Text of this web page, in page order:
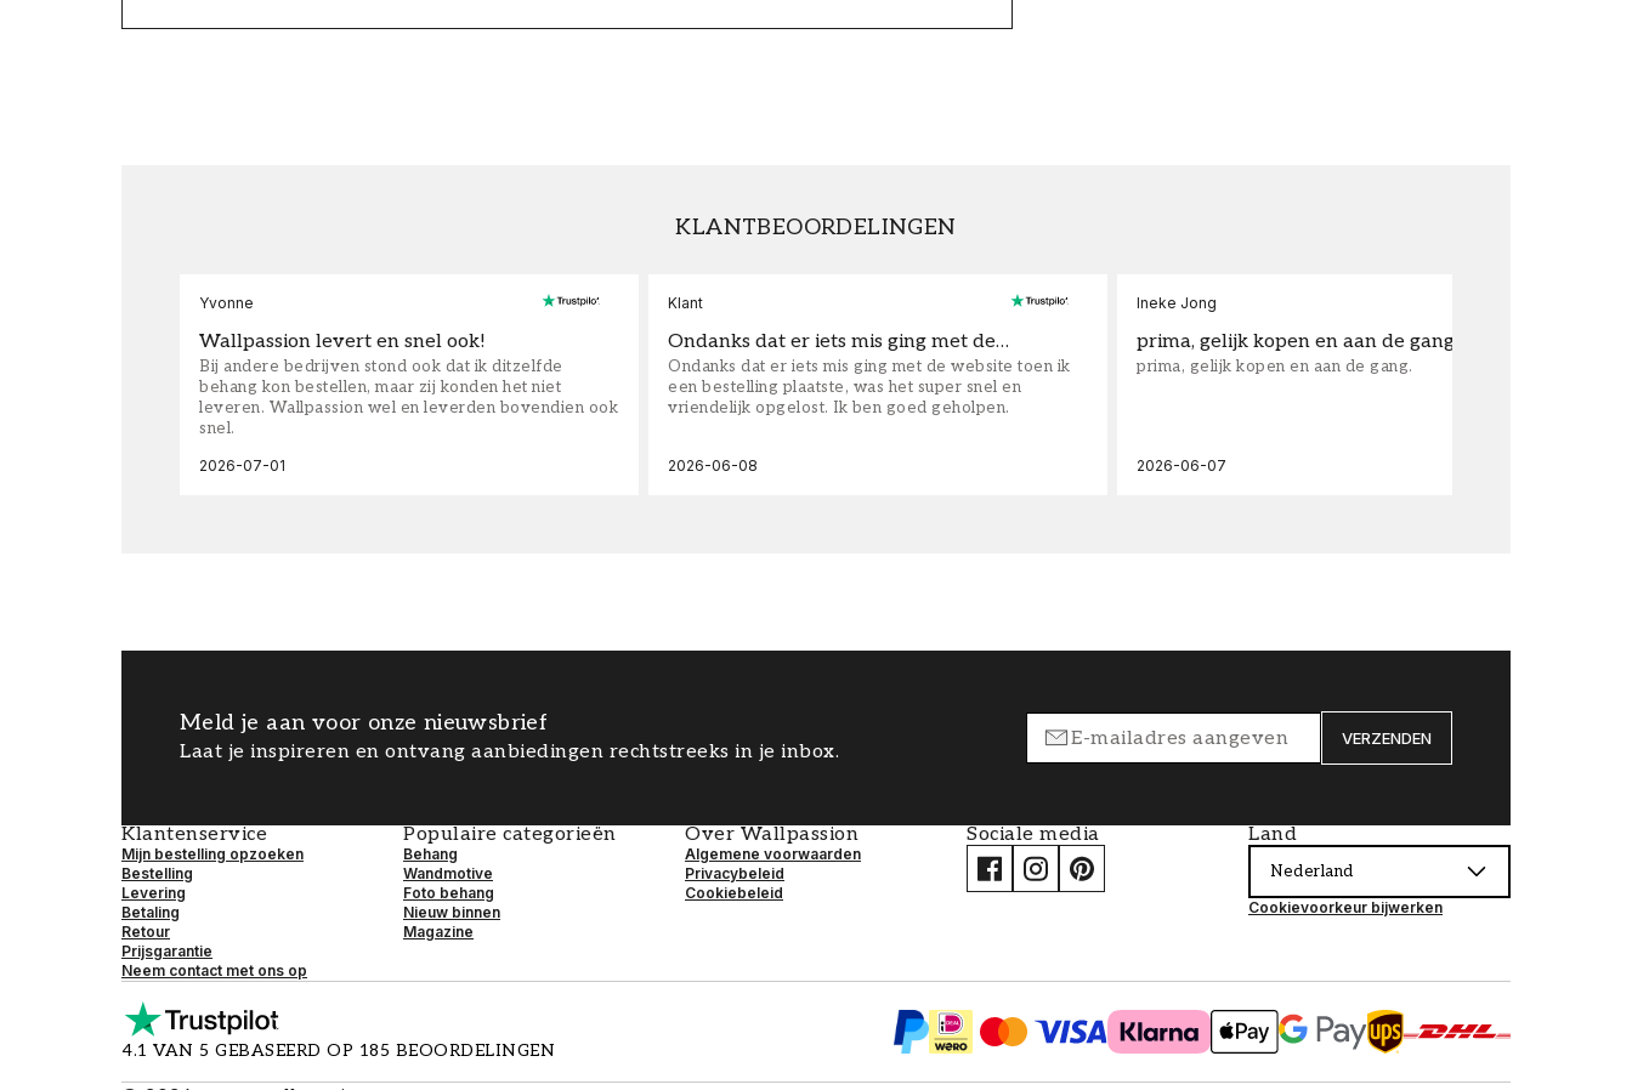
KLANTBEOORDELINGEN
Yvonne
Wallpassion levert en snel ook!
Bij andere bedrijven stond ook dat ik ditzelfde
behang kon bestellen, maar zij konden het niet
leveren. Wallpassion wel en leverden bovendien ook
snel.
2026-07-01
Klant
Ondanks dat er iets mis ging met de…
Ondanks dat er iets mis ging met de website toen ik
een bestelling plaatste, was het super snel en
vriendelijk opgelost. Ik ben goed geholpen.
2026-06-08
Ineke Jong
prima, gelijk kopen en aan de gang.
prima, gelijk kopen en aan de gang.
2026-06-07
Meld je aan voor onze nieuwsbrief
Laat je inspireren en ontvang aanbiedingen rechtstreeks in je inbox.
VERZENDEN
Klantenservice
Mijn bestelling opzoeken
Bestelling
Levering
Betaling
Retour
Prijsgarantie
Neem contact met ons op
Populaire categorieën
Behang
Wandmotive
Foto behang
Nieuw binnen
Magazine
Over Wallpassion
Algemene voorwaarden
Privacybeleid
Cookiebeleid
Sociale media Land
Nederland
Cookievoorkeur bijwerken
4.1 VAN 5 GEBASEERD OP 185 BEOORDELINGEN